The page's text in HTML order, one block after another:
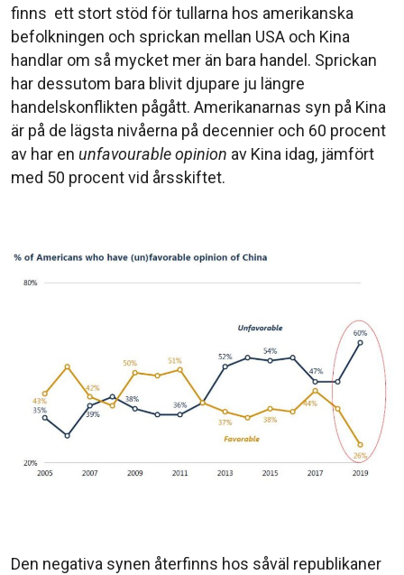
finns ett stort stöd för tullarna hos amerikanska
befolkningen och sprickan mellan USA och Kina
handlar om så mycket mer än bara handel. Sprickan
har dessutom bara blivit djupare ju längre
handelskonflikten pågått. Amerikanarnas syn på Kina
är på de lägsta nivåerna på decennier och 60 procent
av har en unfavourable opinion av Kina idag, jämfört
med 50 procent vid årsskiftet.
Den negativa synen återfinns hos såväl republikaner